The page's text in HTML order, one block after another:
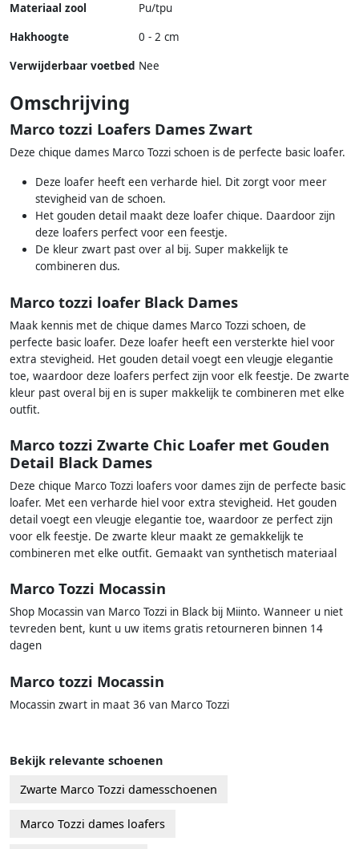
Materiaal zool
Pu/tpu
Hakhoogte
0 - 2 cm
Verwijderbaar voetbed Nee
Omschrijving
Marco tozzi Loafers Dames Zwart
Deze chique dames Marco Tozzi schoen is de perfecte basic loafer.
Deze loafer heeft een verharde hiel. Dit zorgt voor meer
stevigheid van de schoen.
Het gouden detail maakt deze loafer chique. Daardoor zijn
deze loafers perfect voor een feestje.
De kleur zwart past over al bij. Super makkelijk te
combineren dus.
Marco tozzi loafer Black Dames
Maak kennis met de chique dames Marco Tozzi schoen, de
perfecte basic loafer. Deze loafer heeft een versterkte hiel voor
extra stevigheid. Het gouden detail voegt een vleugje elegantie
toe, waardoor deze loafers perfect zijn voor elk feestje. De zwarte
kleur past overal bij en is super makkelijk te combineren met elke
outfit.
Marco tozzi Zwarte Chic Loafer met Gouden
Detail Black Dames
Deze chique Marco Tozzi loafers voor dames zijn de perfecte basic
loafer. Met een verharde hiel voor extra stevigheid. Het gouden
detail voegt een vleugje elegantie toe, waardoor ze perfect zijn
voor elk feestje. De zwarte kleur maakt ze gemakkelijk te
combineren met elke outfit. Gemaakt van synthetisch materiaal
Marco Tozzi Mocassin
Shop Mocassin van Marco Tozzi in Black bij Miinto. Wanneer u niet
tevreden bent, kunt u uw items gratis retourneren binnen 14
dagen
Marco tozzi Mocassin
Mocassin zwart in maat 36 van Marco Tozzi
Bekijk relevante schoenen
Zwarte Marco Tozzi damesschoenen
Marco Tozzi dames loafers